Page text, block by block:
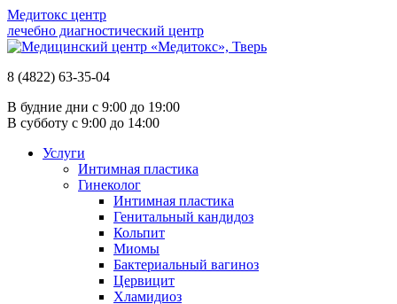
Медитокс центр
лечебно диагностический центр
8 (4822) 63-35-04
В будние дни с 9:00 до 19:00
В субботу с 9:00 до 14:00
Услуги
Интимная пластика
Гинеколог
Интимная пластика
Генитальный кандидоз
Кольпит
Миомы
Бактериальный вагиноз
Цервицит
Хламидиоз